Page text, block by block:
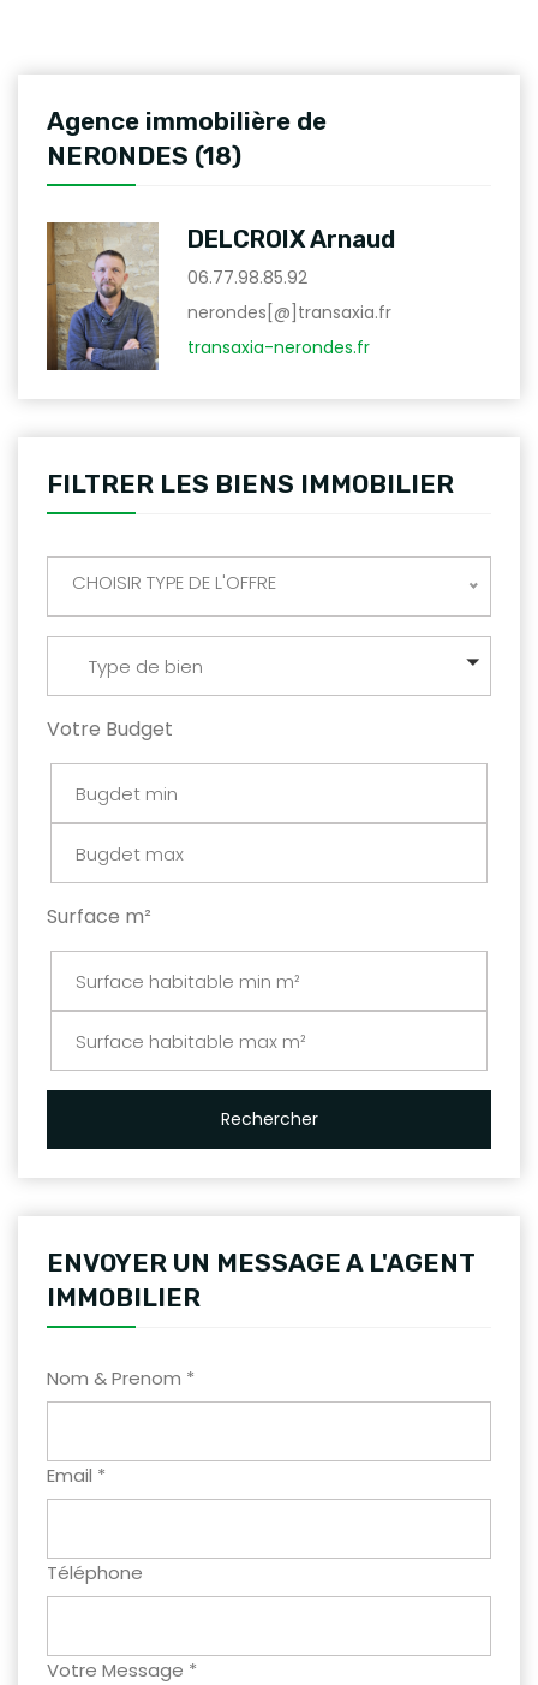
Agence immobilière de
NERONDES (18)
DELCROIX Arnaud
06.77.98.85.92
nerondes[@]transaxia.fr
transaxia-nerondes.fr
FILTRER LES BIENS IMMOBILIER
CHOISIR TYPE DE L'OFFRE
Type de bien
Votre Budget
Surface m²
Rechercher
ENVOYER UN MESSAGE A L'AGENT
IMMOBILIER
Nom & Prenom *
Email *
Téléphone
Votre Message *